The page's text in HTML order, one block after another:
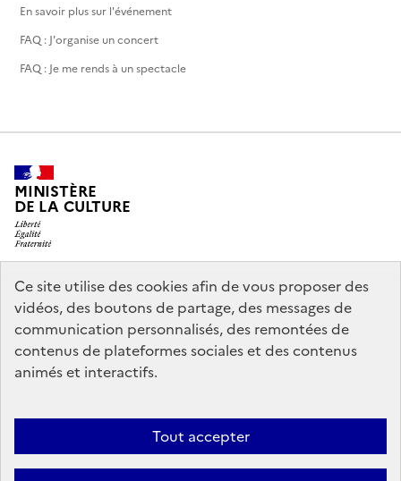
Ce site utilise des cookies afin de vous proposer des
vidéos, des boutons de partage, des messages de
communication personnalisés, des remontées de
contenus de plateformes sociales et des contenus
animés et interactifs.
Tout accepter
En savoir plus sur l'événement
FAQ : J'organise un concert
FAQ : Je me rends à un spectacle
MINISTÈRE
DE LA CULTURE
legifrance.gouv.fr
info.gouv.fr
service-public.gouv.fr
data.gouv.fr
Accessibilité : partiellement conforme
Politique générale de
Mentions légales